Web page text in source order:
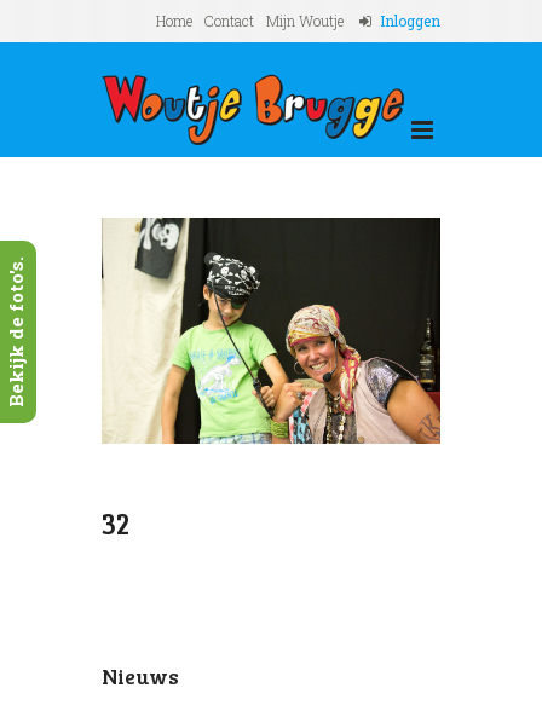
Home Contact Mijn Woutje Inloggen
32
Nieuws
Bekijk de foto's.